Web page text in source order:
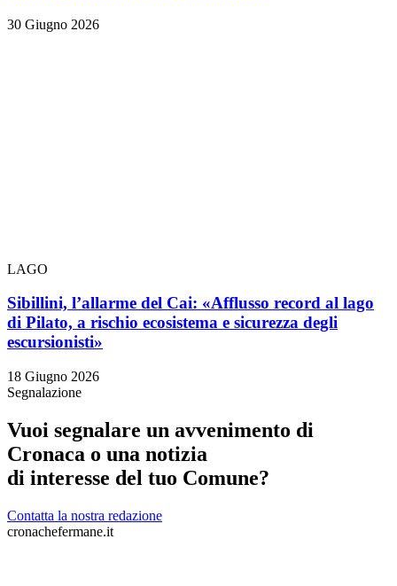
30 Giugno 2026
LAGO
Sibillini, l’allarme del Cai: «Afflusso record al lago
di Pilato, a rischio ecosistema e sicurezza degli
escursionisti»
18 Giugno 2026
Segnalazione
Vuoi segnalare un avvenimento di
Cronaca o una notizia
di interesse del tuo Comune?
Contatta la nostra redazione
cronachefermane.it